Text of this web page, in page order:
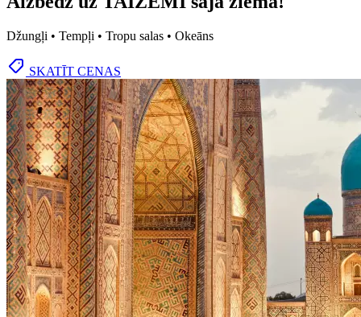
Džungļi • Tempļi • Tropu salas • Okeāns
SKATĪT CENAS